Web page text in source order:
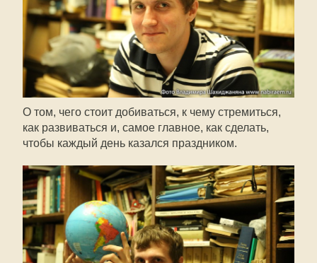
О том, чего стоит добиваться, к чему стремиться,
как развиваться и, самое главное, как сделать,
чтобы каждый день казался праздником.